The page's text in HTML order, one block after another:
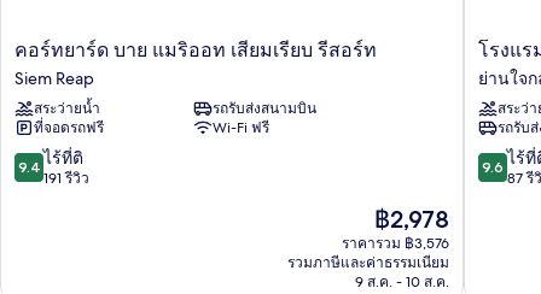
คอร์
ทยา
ร์ด
บาย
แมริ
ออท
เสียม
คอร์ทยาร์ด บาย แมริออท เสียมเรียบ รีสอร์ท
Siem Reap
สระว่ายน้ำ
รถรับส่งสนามบิน
ที่จอดรถฟรี
Wi-Fi ฟรี
9.4
จาก
9.4 ไร้ที่ติ
191 รีวิว
ราคา
ปัจจุบัน
คือ
฿2,978
฿2,978
ราคารวม ฿3,576
รวมภาษีและค่าธรรมเนียม
9 ส.ค. - 10 ส.ค.
โรงแรม
กูล
เลน
เซ็นทรัล
ย่าน
ใจกลาง
เมือง
โรงแร
ย่านใจก
สระว่
รถรับ
9.6
จาก
9.6 ไร้ที่
87 รี